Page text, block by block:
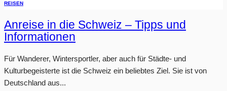
REISEN
Anreise in die Schweiz – Tipps und
Informationen
Für Wanderer, Wintersportler, aber auch für Städte- und
Kulturbegeisterte ist die Schweiz ein beliebtes Ziel. Sie ist von
Deutschland aus...